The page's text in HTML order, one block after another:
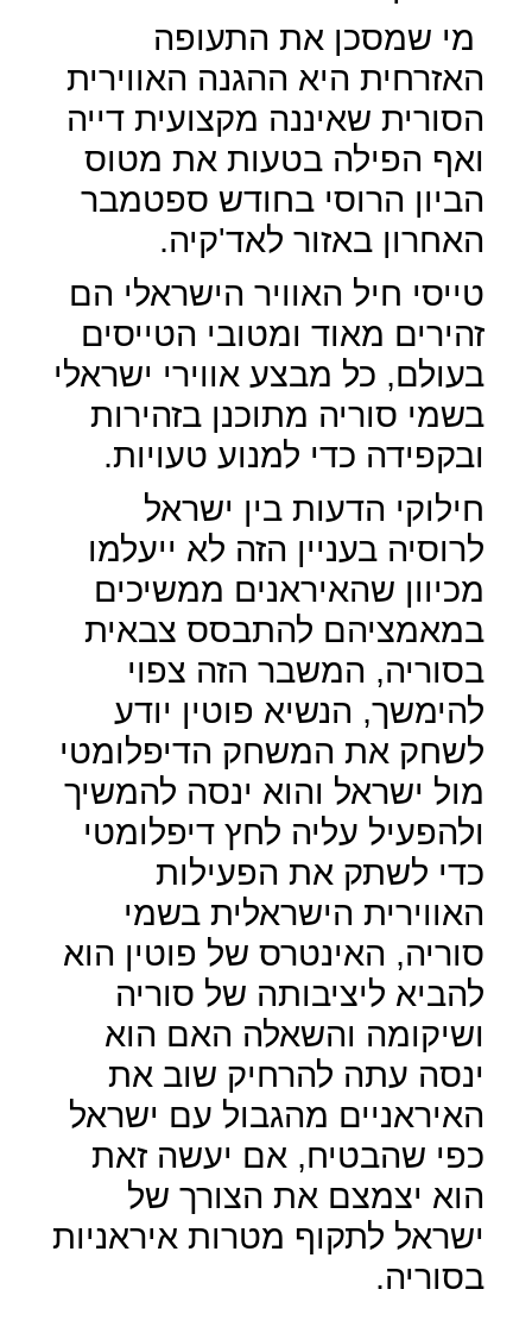
מי שמסכן את התעופה
האזרחית היא ההגנה האווירית
הסורית שאיננה מקצועית דייה
ואף הפילה בטעות את מטוס
הביון הרוסי בחודש ספטמבר
האחרון באזור לאד'קיה.
טייסי חיל האוויר הישראלי הם
זהירים מאוד ומטובי הטייסים
בעולם, כל מבצע אווירי ישראלי
בשמי סוריה מתוכנן בזהירות
ובקפידה כדי למנוע טעויות.
חילוקי הדעות בין ישראל
לרוסיה בעניין הזה לא ייעלמו
מכיוון שהאיראנים ממשיכים
במאמציהם להתבסס צבאית
בסוריה, המשבר הזה צפוי
להימשך, הנשיא פוטין יודע
לשחק את המשחק הדיפלומטי
מול ישראל והוא ינסה להמשיך
ולהפעיל עליה לחץ דיפלומטי
כדי לשתק את הפעילות
האווירית הישראלית בשמי
סוריה, האינטרס של פוטין הוא
להביא ליציבותה של סוריה
ושיקומה והשאלה האם הוא
ינסה עתה להרחיק שוב את
האיראניים מהגבול עם ישראל
כפי שהבטיח, אם יעשה זאת
הוא יצמצם את הצורך של
ישראל לתקוף מטרות איראניות
בסוריה.